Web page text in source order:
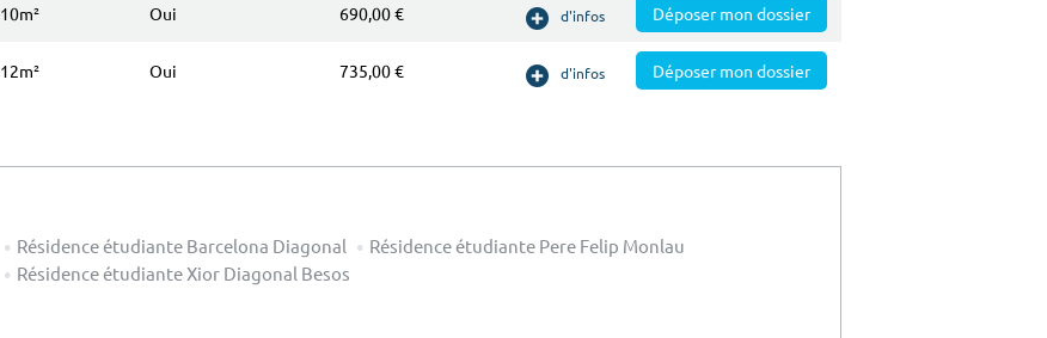
10m² Oui 690,00 € d'infos Déposer mon dossier
12m² Oui 735,00 € d'infos Déposer mon dossier
Résidence étudiante Barcelona Diagonal
Résidence étudiante Pere Felip Monlau
Résidence étudiante Xior Diagonal Besos